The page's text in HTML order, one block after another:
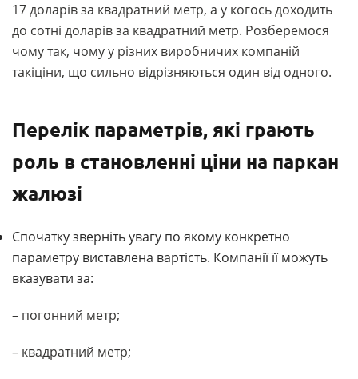
17 доларів за квадратний метр, а у когось доходить
до сотні доларів за квадратний метр. Розберемося
чому так, чому у різних виробничих компаній
такіціни, що сильно відрізняються один від одного.
Перелік параметрів, які грають
роль в становленні ціни на паркан
жалюзі
Спочатку зверніть увагу по якому конкретно
параметру виставлена вартість. Компанії її можуть
вказувати за:
– погонний метр;
– квадратний метр;